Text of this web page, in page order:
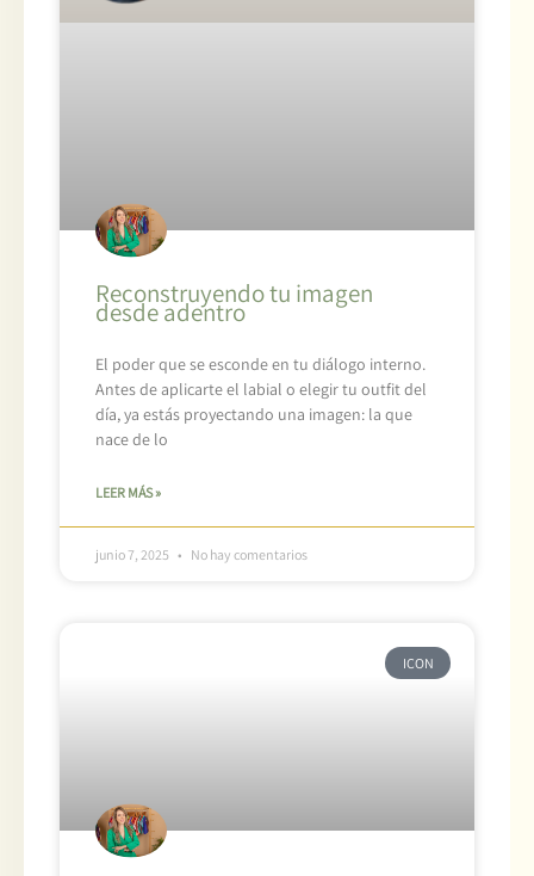
Reconstruyendo tu imagen
desde adentro
El poder que se esconde en tu diálogo interno.
Antes de aplicarte el labial o elegir tu outfit del
día, ya estás proyectando una imagen: la que
nace de lo
LEER MÁS »
junio 7, 2025 No hay comentarios
ICON